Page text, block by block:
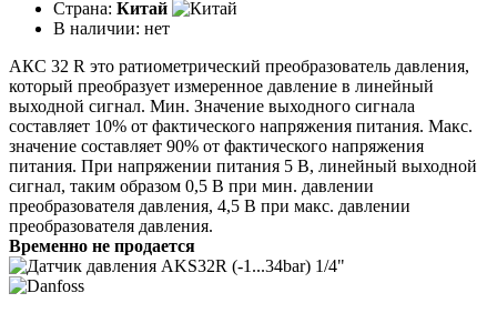
Страна: Китай
В наличии: нет
АКС 32 R это ратиометрический преобразователь давления,
который преобразует измеренное давление в линейный
выходной сигнал. Мин. Значение выходного сигнала
составляет 10% от фактического напряжения питания. Макс.
значение составляет 90% от фактического напряжения
питания. При напряжении питания 5 В, линейный выходной
сигнал, таким образом 0,5 В при мин. давлении
преобразователя давления, 4,5 В при макс. давлении
преобразователя давления.
Временно не продается